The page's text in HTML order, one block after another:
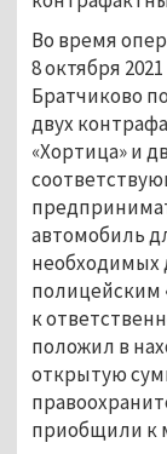
Во время
8 октября
Братчиково
двух
«Хортица» и
автомобиль
необходимых
полицейским
к
положил в
открытую
приобщили к